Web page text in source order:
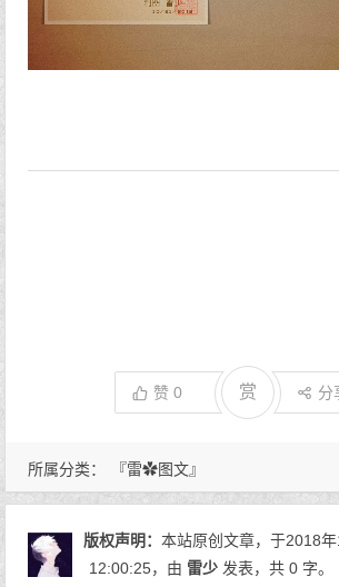
所属分类： 『雷✿图文』
赞 0 赏 分
版权声明：本站原创文章，于2018
12:00:25，由 雷少 发表，共 0 字。